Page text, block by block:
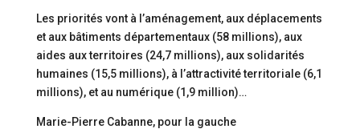
Les priorités vont à l’aménagement, aux déplacements
et aux bâtiments départementaux (58 millions), aux
aides aux territoires (24,7 millions), aux solidarités
humaines (15,5 millions), à l’attractivité territoriale (6,1
millions), et au numérique (1,9 million)…
Marie-Pierre Cabanne, pour la gauche